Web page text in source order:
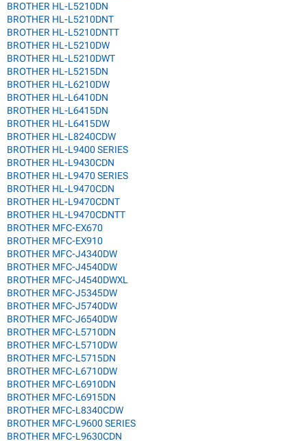
BROTHER HL-L5210DN
BROTHER HL-L5210DNT
BROTHER HL-L5210DNTT
BROTHER HL-L5210DW
BROTHER HL-L5210DWT
BROTHER HL-L5215DN
BROTHER HL-L6210DW
BROTHER HL-L6410DN
BROTHER HL-L6415DN
BROTHER HL-L6415DW
BROTHER HL-L8240CDW
BROTHER HL-L9400 SERIES
BROTHER HL-L9430CDN
BROTHER HL-L9470 SERIES
BROTHER HL-L9470CDN
BROTHER HL-L9470CDNT
BROTHER HL-L9470CDNTT
BROTHER MFC-EX670
BROTHER MFC-EX910
BROTHER MFC-J4340DW
BROTHER MFC-J4540DW
BROTHER MFC-J4540DWXL
BROTHER MFC-J5345DW
BROTHER MFC-J5740DW
BROTHER MFC-J6540DW
BROTHER MFC-L5710DN
BROTHER MFC-L5710DW
BROTHER MFC-L5715DN
BROTHER MFC-L6710DW
BROTHER MFC-L6910DN
BROTHER MFC-L6915DN
BROTHER MFC-L8340CDW
BROTHER MFC-L9600 SERIES
BROTHER MFC-L9630CDN